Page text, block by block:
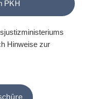
PKH
Hinweise zur